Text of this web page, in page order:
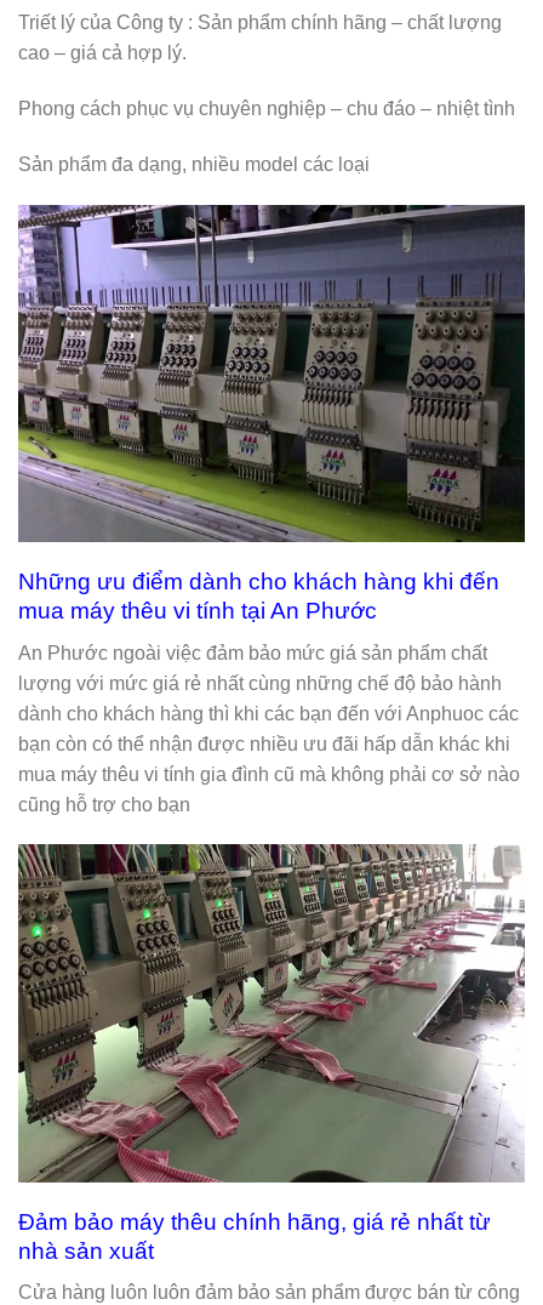
Triết lý của Công ty : Sản phẩm chính hãng – chất lượng
cao – giá cả hợp lý.
Phong cách phục vụ chuyên nghiệp – chu đáo – nhiệt tình
Sản phẩm đa dạng, nhiều model các loại
Những ưu điểm dành cho khách hàng khi đến
mua máy thêu vi tính tại An Phước
An Phước ngoài việc đảm bảo mức giá sản phẩm chất
lượng với mức giá rẻ nhất cùng những chế độ bảo hành
dành cho khách hàng thì khi các bạn đến với Anphuoc các
bạn còn có thể nhận được nhiều ưu đãi hấp dẫn khác khi
mua máy thêu vi tính gia đình cũ mà không phải cơ sở nào
cũng hỗ trợ cho bạn
Đảm bảo máy thêu chính hãng, giá rẻ nhất từ
nhà sản xuất
Cửa hàng luôn luôn đảm bảo sản phẩm được bán từ công